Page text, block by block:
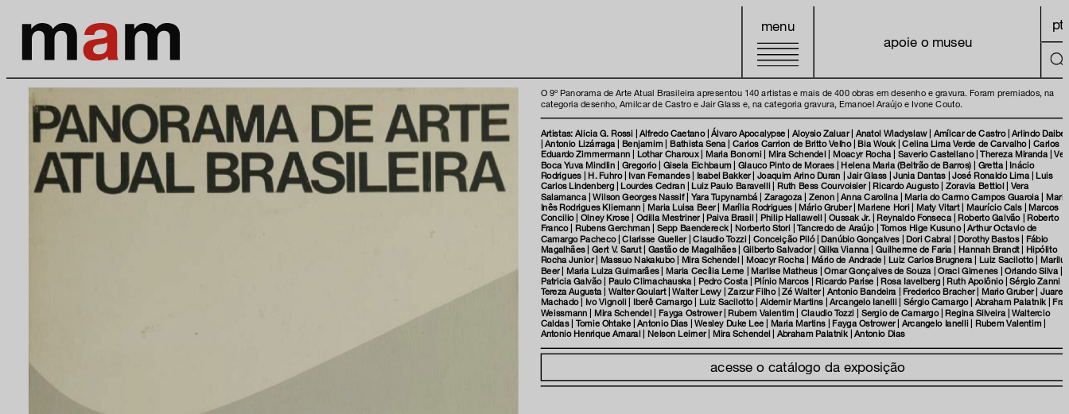
menu
apoie o museu
pt
O 9º Panorama de Arte Atual Brasileira apresentou 140 artistas e mais de 400 obras em desenho e gravura. Foram premiados, na
categoria desenho, Amilcar de Castro e Jair Glass e, na categoria gravura, Emanoel Araújo e Ivone Couto.
Artistas: Alicia G. Rossi | Alfredo Caetano | Álvaro Apocalypse | Aloysio Zaluar | Anatol Wladyslaw | Amílcar de Castro | Arlindo
| Antonio Lizárraga | Benjamim | Bathista Sena | Carlos Carrion de Britto Velho | Bia Wouk | Celina Lima Verde de Carvalho | Carlos
Eduardo Zimmermann | Lothar Charoux | Maria Bonomi | Mira Schendel | Moacyr Rocha | Saverio Castellano | Thereza Miranda |
Boca Yuva Mindlin | Gregorio | Gisela Eichbaum | Glauco Pinto de Moraes | Helena Maria (Beltrão de Barros) | Gretta | Inácio
Rodrigues | H. Fuhro | Ivan Fernandes | Isabel Bakker | Joaquim Arino Duran | Jair Glass | Junia Dantas | José Ronaldo Lima | Luis
Carlos Lindenberg | Lourdes Cedran | Luiz Paulo Baravelli | Ruth Bess Courvoisier | Ricardo Augusto | Zoravia Bettiol | Vera
Salamanca | Wilson Georges Nassif | Yara Tupynambá | Zaragoza | Zenon | Anna Carolina | Maria do Carmo Campos Guaroia | Maria
Inês Rodrigues Kliemann | Maria Luisa Beer | Marília Rodrigues | Mário Gruber | Marlene Hori | Maty Vitart | Maurício Cals | Marcos
Concilio | Olney Krose | Odilla Mestriner | Paiva Brasil | Philip Hallawell | Oussak Jr. | Reynaldo Fonseca | Roberto Galvão | Roberto
Franco | Rubens Gerchman | Sepp Baendereck | Norberto Stori | Tancredo de Araújo | Tomos Hige Kusuno | Arthur Octavio de
Camargo Pacheco | Clarisse Gueller | Claudio Tozzi | Conceição Piló | Danúbio Gonçalves | Dori Cabral | Dorothy Bastos | Fábio
Magalhães | Gert V. Sarut | Gastão de Magalhães | Gilberto Salvador | Gilka Vianna | Guilherme de Faria | Hannah Brandt | Hipólito
Rocha Junior | Massuo Nakakubo | Mira Schendel | Moacyr Rocha | Mário de Andrade | Luiz Carlos Brugnera | Luiz Sacilotto | Marilu
Beer | Maria Luiza Guimarães | Maria Cecília Leme | Marlise Matheus | Omar Gonçalves de Souza | Oraci Gimenes | Orlando Silva |
Patricia Galvão | Paulo Climachauska | Pedro Costa | Plínio Marcos | Ricardo Parise | Rosa Iavelberg | Ruth Apolônio | Sérgio Zanni |
Tereza Augusta | Walter Goulart | Walter Lewy | Zarzur Filho | Zé Walter | Antonio Bandeira | Frederico Bracher | Mario Gruber | Juarez
Machado | Ivo Vignoli | Iberê Camargo | Luiz Sacilotto | Aldemir Martins | Arcangelo Ianelli | Sérgio Camargo | Abraham Palatnik |
Weissmann | Mira Schendel | Fayga Ostrower | Rubem Valentim | Claudio Tozzi | Sergio de Camargo | Regina Silveira | Waltercio
Caldas | Tomie Ohtake | Antonio Dias | Wesley Duke Lee | Maria Martins | Fayga Ostrower | Arcangelo Ianelli | Rubem Valentim |
Antonio Henrique Amaral | Nelson Leirner | Mira Schendel | Abraham Palatnik | Antonio Dias
acesse o catálogo da exposição